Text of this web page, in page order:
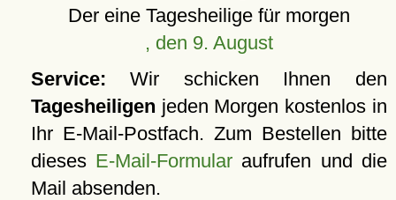
Der eine Tagesheilige für morgen
, den 9. August
Service: Wir schicken Ihnen den
Tagesheiligen jeden Morgen kostenlos in
Ihr E-Mail-Postfach. Zum Bestellen bitte
dieses E-Mail-Formular aufrufen und die
Mail absenden.